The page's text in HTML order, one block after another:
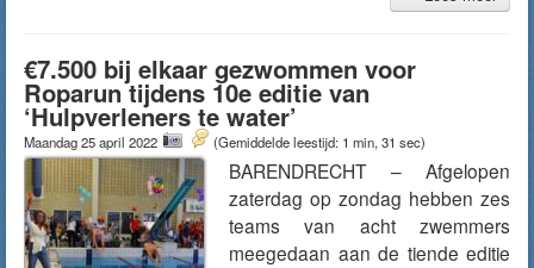
€7.500 bij elkaar gezwommen voor
Roparun tijdens 10e editie van
‘Hulpverleners te water’
Maandag 25 april 2022 (Gemiddelde leestijd: 1 min, 31 sec)
BARENDRECHT – Afgelopen
zaterdag op zondag hebben zes
teams van acht zwemmers
meegedaan aan de tiende editie